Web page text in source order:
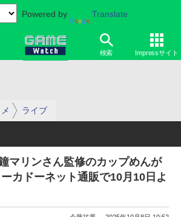
Powered by Translate
検索 Impressサイト
ライブ
マリンさん監修のカップめんが
カドーネット通販で10月10日よ